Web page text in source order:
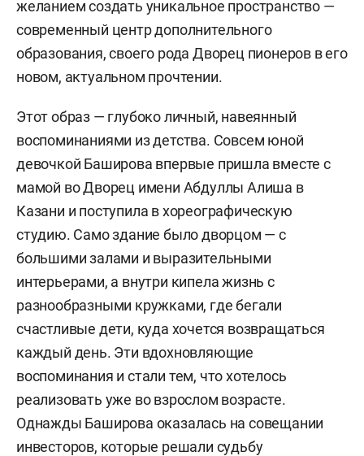
желанием создать уникальное пространство —
современный центр дополнительного
образования, своего рода Дворец пионеров в его
новом, актуальном прочтении.
Этот образ — глубоко личный, навеянный
воспоминаниями из детства. Совсем юной
девочкой Баширова впервые пришла вместе с
мамой во Дворец имени Абдуллы Алиша в
Казани и поступила в хореографическую
студию. Само здание было дворцом — с
большими залами и выразительными
интерьерами, а внутри кипела жизнь с
разнообразными кружками, где бегали
счастливые дети, куда хочется возвращаться
каждый день. Эти вдохновляющие
воспоминания и стали тем, что хотелось
реализовать уже во взрослом возрасте.
Однажды Баширова оказалась на совещании
инвесторов, которые решали судьбу